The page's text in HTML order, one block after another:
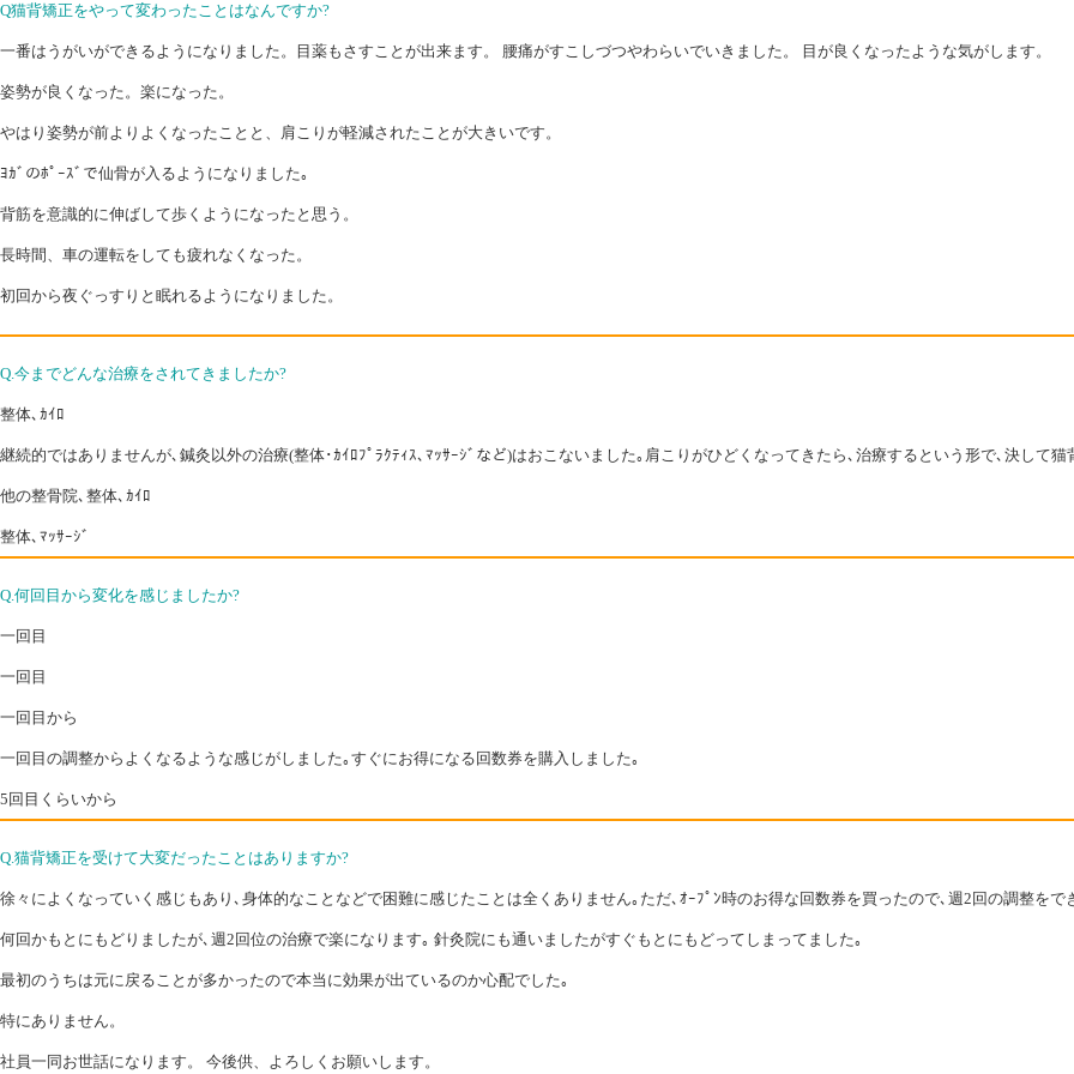
Q猫背矯正をやって変わったことはなんですか?
一番はうがいができるようになりました。目薬もさすことが出来ます。 腰痛がすこしづつやわらいでいきました。 目が良くなったような気がします。
姿勢が良くなった。楽になった。
やはり姿勢が前よりよくなったことと、肩こりが軽減されたことが大きいです。
ﾖｶﾞのﾎﾟｰｽﾞで仙骨が入るようになりました｡
背筋を意識的に伸ばして歩くようになったと思う。
長時間、車の運転をしても疲れなくなった。
初回から夜ぐっすりと眠れるようになりました。
Q.今までどんな治療をされてきましたか?
整体､ｶｲﾛ
継続的ではありませんが､鍼灸以外の治療(整体･ｶｲﾛﾌﾟﾗｸﾃｨｽ､ﾏｯｻｰｼﾞなど)はおこないました｡肩こりがひどくなってきたら､治療するという形で､決して猫
他の整骨院､整体､ｶｲﾛ
整体､ﾏｯｻｰｼﾞ
Q.何回目から変化を感じましたか?
一回目
一回目
一回目から
一回目の調整からよくなるような感じがしました｡すぐにお得になる回数券を購入しました｡
5回目くらいから
Q.猫背矯正を受けて大変だったことはありますか?
徐々によくなっていく感じもあり､身体的なことなどで困難に感じたことは全くありません｡ただ､ｵｰﾌﾟﾝ時のお得な回数券を買ったので､週2回の調整を
何回かもとにもどりましたが､週2回位の治療で楽になります｡ 針灸院にも通いましたがすぐもとにもどってしまってました｡
最初のうちは元に戻ることが多かったので本当に効果が出ているのか心配でした｡
特にありません。
社員一同お世話になります。 今後供、よろしくお願いします。